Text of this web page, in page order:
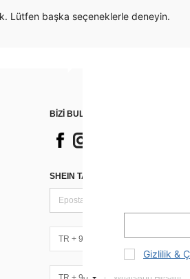
Lütfen başka seçeneklerle deneyin.
BİZİ BULUN
SHEIN TARZI HABERLER IÇIN
TR + 90
Gizlilik &